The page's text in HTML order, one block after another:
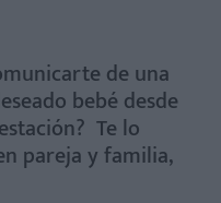
de una
bebé desde
Te lo
pareja y familia,